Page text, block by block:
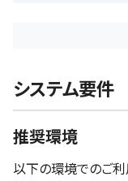
システム要件
推奨環境
以下の環境でのご利